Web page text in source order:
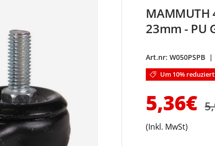
MAMMUTH
23mm - PU
Art.nr: W050PSPB |
Um 10% reduziert
5,36€
(Inkl. MwSt)